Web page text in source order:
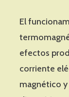
El
efectos
corriente
magnético